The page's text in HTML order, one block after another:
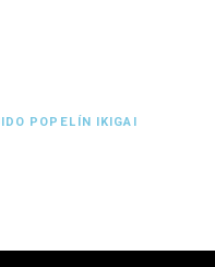
POPELÍN IKIGAI